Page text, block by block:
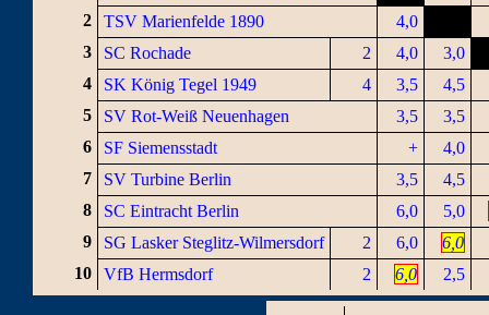
2
TSV Marienfelde 1890
4,0
3
SC Rochade 2 4,0
3,0
4
SK König Tegel 1949 4 3,5
4,5
5
SV Rot-Weiß Neuenhagen 3,5
3,5
6
SF Siemensstadt +
4,0
7
SV Turbine Berlin 3,5
4,5
8
SC Eintracht Berlin 6,0 5,0
9
SG Lasker Steglitz-Wilmersdorf 2 6,0
6,0
10
VfB Hermsdorf 2 6,0 2,5